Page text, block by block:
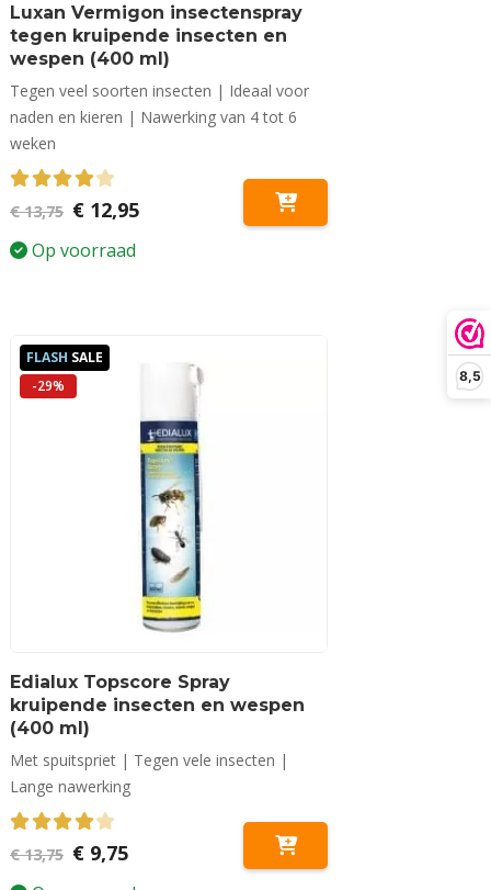
8,5
Luxan Vermigon insectenspray
tegen kruipende insecten en
wespen (400 ml)
Tegen veel soorten insecten | Ideaal voor
naden en kieren | Nawerking van 4 tot 6
weken
4.00out of 5
€13,75 Oorspronkelijke
prijs
was:
€ 12,95Huidige
Op voorraad
FLASH SALE
-29%
Edialux Topscore Spray
kruipende insecten en wespen
(400 ml)
Met spuitspriet | Tegen vele insecten |
Lange nawerking
4.00out of 5
€13,75 Oorspronkelijke
prijs
€ 9,75Huidige